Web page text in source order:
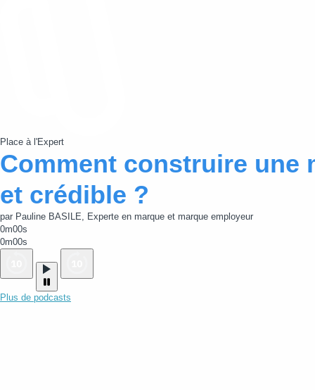
Place à l'Expert
Comment construire une
et crédible ?
par Pauline BASILE, Experte en marque et marque employeur
0m00s
0m00s
Plus de podcasts